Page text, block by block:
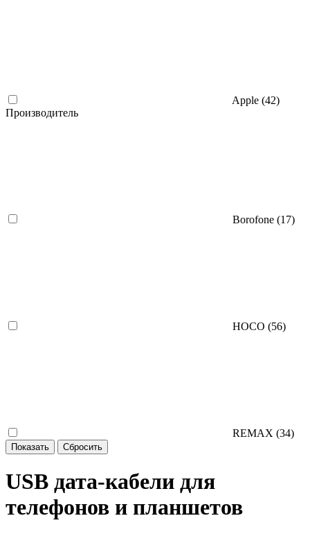
Apple (42)
Производитель
Borofone (17)
HOCO (56)
REMAX (34)
USB дата-кабели для
телефонов и планшетов